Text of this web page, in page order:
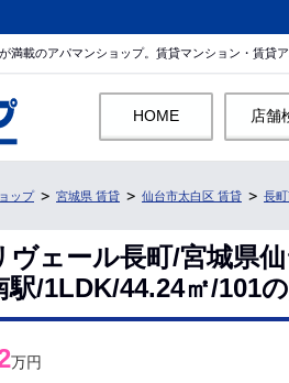
満載のアパマンショップ。賃貸マンション・賃貸
HOME 店舗
ップ 宮城県 賃貸 仙台市太白区 賃貸 長
ヴェール長町/宮城県
駅/1LDK/44.24㎡/101
万円